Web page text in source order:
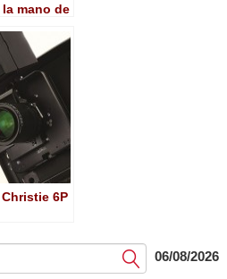
mano de
6P
Submit06/08/2026